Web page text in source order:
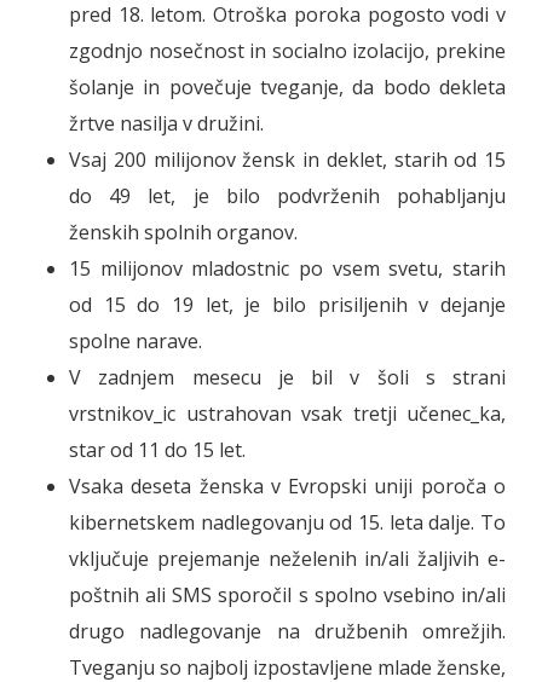
pred 18. letom. Otroška poroka pogosto vodi v
zgodnjo nosečnost in socialno izolacijo, prekine
šolanje in povečuje tveganje, da bodo dekleta
žrtve nasilja v družini.
Vsaj 200 milijonov žensk in deklet, starih od 15
do 49 let, je bilo podvrženih pohabljanju
ženskih spolnih organov.
15 milijonov mladostnic po vsem svetu, starih
od 15 do 19 let, je bilo prisiljenih v dejanje
spolne narave.
V zadnjem mesecu je bil v šoli s strani
vrstnikov_ic ustrahovan vsak tretji učenec_ka,
star od 11 do 15 let.
Vsaka deseta ženska v Evropski uniji poroča o
kibernetskem nadlegovanju od 15. leta dalje. To
vključuje prejemanje neželenih in/ali žaljivih e-
poštnih ali SMS sporočil s spolno vsebino in/ali
drugo nadlegovanje na družbenih omrežjih.
Tveganju so najbolj izpostavljene mlade ženske,